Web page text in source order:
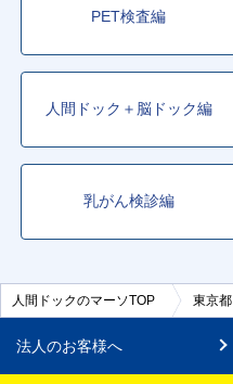
PET検査編
人間ドック＋脳ドック編
乳がん検診編
人間ドックのマーソTOP 東京都
法人のお客様へ